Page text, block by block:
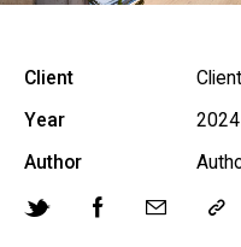
Client
Year
2024
Author